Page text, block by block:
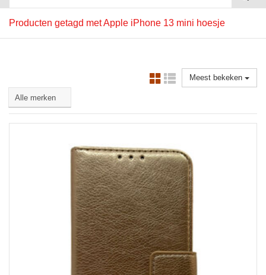
Producten getagd met Apple iPhone 13 mini hoesje
Meest bekeken